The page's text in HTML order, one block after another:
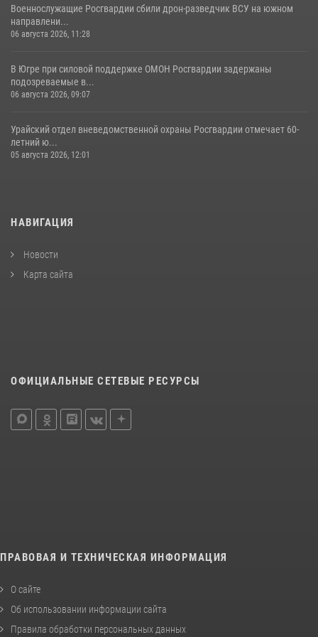
Военнослужащие Росгвардии сбили дрон-разведчик ВСУ на южном
направлени...
06 августа 2026, 11:28
В Югре при силовой поддержке ОМОН Росгвардии задержаны
подозреваемые в...
06 августа 2026, 09:07
Урайский отдел вневедомственной охраны Росгвардии отмечает 60-
летний ю...
05 августа 2026, 12:01
НАВИГАЦИЯ
Новости
Карта сайта
ОФИЦИАЛЬНЫЕ СЕТЕВЫЕ РЕСУРСЫ
ПРАВОВАЯ И ТЕХНИЧЕСКАЯ ИНФОРМАЦИЯ
О сайте
Об использовании информации сайта
Правила обработки персональных данных